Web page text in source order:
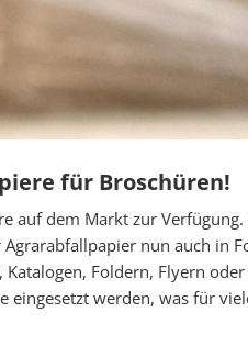
für Broschüren!
auf dem Markt zur
nun auch in
Foldern, Flyern
werden, was für